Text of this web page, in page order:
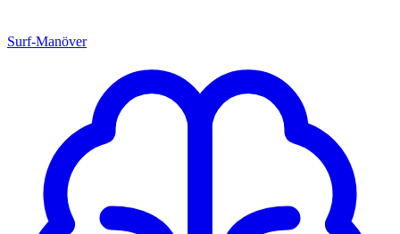
Surf-Manöver